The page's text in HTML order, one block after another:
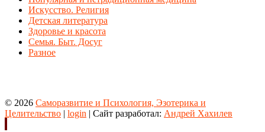
Искусство. Религия
Детская литература
Здоровье и красота
Семья. Быт. Досуг
Разное
© 2026 Саморазвитие и Психология, Эзотерика и
Целительство | login | Сайт разработал: Андрей Хахилев